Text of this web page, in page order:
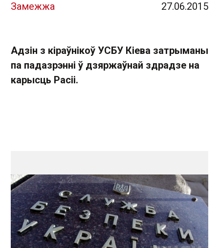
Замежжа 27.06.2015
Адзін з кіраўнікоў УСБУ Кіева затрыманы
па падазрэнні ў дзяржаўнай здрадзе на
карысць Расіі.